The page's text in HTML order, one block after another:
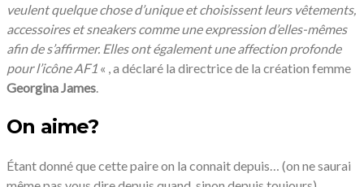
veulent quelque chose d’unique et choisissent leurs vêtements,
accessoires et sneakers comme une expression d’elles-mêmes
afin de s’affirmer. Elles ont également une affection profonde
pour l’icône AF1 « , a déclaré la directrice de la création femme
Georgina James.
On aime?
Étant donné que cette paire on la connait depuis… (on ne saurai